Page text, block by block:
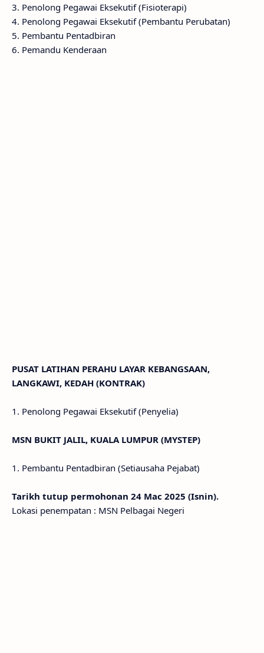
3. Penolong Pegawai Eksekutif (Fisioterapi)
4. Penolong Pegawai Eksekutif (Pembantu Perubatan)
5. Pembantu Pentadbiran
6. Pemandu Kenderaan
PUSAT LATIHAN PERAHU LAYAR KEBANGSAAN,
LANGKAWI, KEDAH (KONTRAK)
1. Penolong Pegawai Eksekutif (Penyelia)
MSN BUKIT JALIL, KUALA LUMPUR (MYSTEP)
1. Pembantu Pentadbiran (Setiausaha Pejabat)
Tarikh tutup permohonan 24 Mac 2025 (Isnin).
Lokasi penempatan : MSN Pelbagai Negeri